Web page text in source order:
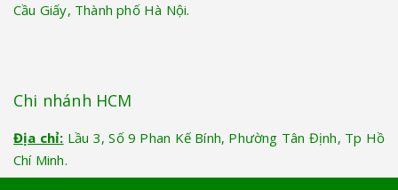
Cầu Giấy, Thành phố Hà Nội.
Chi nhánh HCM
Địa chỉ: Lầu 3, Số 9 Phan Kế Bính, Phường Tân Định, Tp Hồ
Chí Minh.